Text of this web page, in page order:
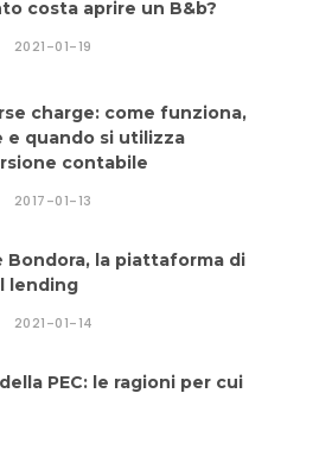
costa aprire un B&b?
2021-01-19
charge: come funziona,
e quando si utilizza
contabile
2017-01-13
Bondora, la piattaforma di
lending
2021-01-14
PEC: le ragioni per cui